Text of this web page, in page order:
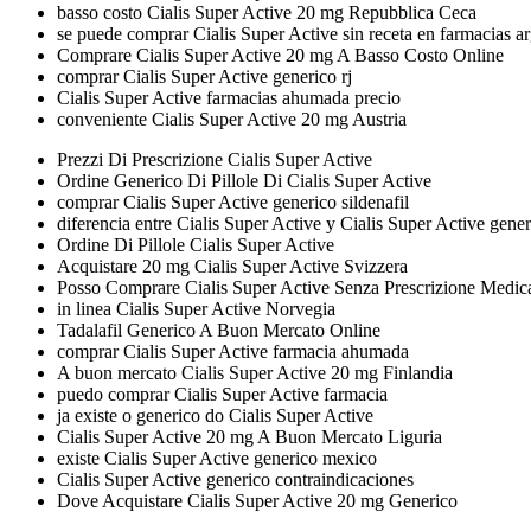
basso costo Cialis Super Active 20 mg Repubblica Ceca
se puede comprar Cialis Super Active sin receta en farmacias
Comprare Cialis Super Active 20 mg A Basso Costo Online
comprar Cialis Super Active generico rj
Cialis Super Active farmacias ahumada precio
conveniente Cialis Super Active 20 mg Austria
Prezzi Di Prescrizione Cialis Super Active
Ordine Generico Di Pillole Di Cialis Super Active
comprar Cialis Super Active generico sildenafil
diferencia entre Cialis Super Active y Cialis Super Active
Ordine Di Pillole Cialis Super Active
Acquistare 20 mg Cialis Super Active Svizzera
Posso Comprare Cialis Super Active Senza Prescrizione
in linea Cialis Super Active Norvegia
Tadalafil Generico A Buon Mercato Online
comprar Cialis Super Active farmacia ahumada
A buon mercato Cialis Super Active 20 mg Finlandia
puedo comprar Cialis Super Active farmacia
ja existe o generico do Cialis Super Active
Cialis Super Active 20 mg A Buon Mercato Liguria
existe Cialis Super Active generico mexico
Cialis Super Active generico contraindicaciones
Dove Acquistare Cialis Super Active 20 mg Generico